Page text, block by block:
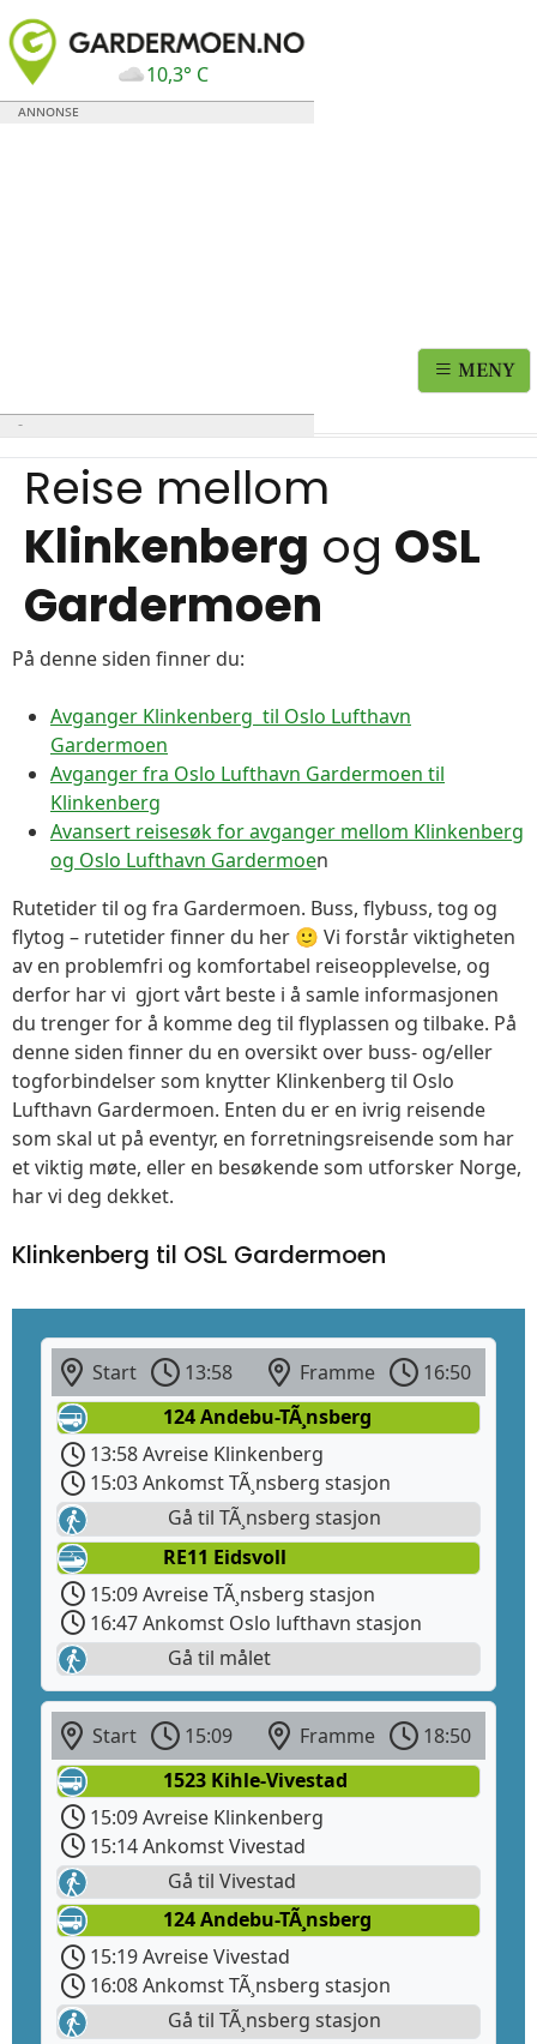
10,3° C
MENY
Reise mellom
Klinkenberg og OSL
Gardermoen
På denne siden finner du:
Avganger Klinkenberg til Oslo Lufthavn
Gardermoen
Avganger fra Oslo Lufthavn Gardermoen til
Klinkenberg
Avansert reisesøk for avganger mellom Klinkenberg
og Oslo Lufthavn Gardermoen
Rutetider til og fra Gardermoen. Buss, flybuss, tog og
flytog – rutetider finner du her 🙂 Vi forstår viktigheten
av en problemfri og komfortabel reiseopplevelse, og
derfor har vi gjort vårt beste i å samle informasjonen
du trenger for å komme deg til flyplassen og tilbake. På
denne siden finner du en oversikt over buss- og/eller
togforbindelser som knytter Klinkenberg til Oslo
Lufthavn Gardermoen. Enten du er en ivrig reisende
som skal ut på eventyr, en forretningsreisende som har
et viktig møte, eller en besøkende som utforsker Norge,
har vi deg dekket.
Klinkenberg til OSL Gardermoen
Start 13:58 Framme
16:50
124 Andebu-TÃ¸nsberg
13:58 Avreise Klinkenberg
15:03 Ankomst TÃ¸nsberg stasjon
Gå til TÃ¸nsberg stasjon
RE11 Eidsvoll
15:09 Avreise TÃ¸nsberg stasjon
16:47 Ankomst Oslo lufthavn stasjon
Gå til målet
Start 15:09 Framme
18:50
1523 Kihle-Vivestad
15:09 Avreise Klinkenberg
15:14 Ankomst Vivestad
Gå til Vivestad
124 Andebu-TÃ¸nsberg
15:19 Avreise Vivestad
16:08 Ankomst TÃ¸nsberg stasjon
Gå til TÃ¸nsberg stasjon